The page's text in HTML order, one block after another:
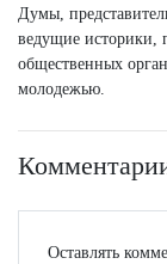
Думы,
ведущие историки,
общественных
молодежью.
Оставлять